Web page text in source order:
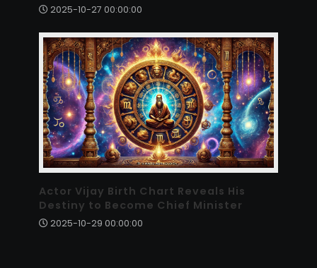
2025-10-27 00:00:00
Actor Vijay Birth Chart Reveals His
Destiny to Become Chief Minister
2025-10-29 00:00:00